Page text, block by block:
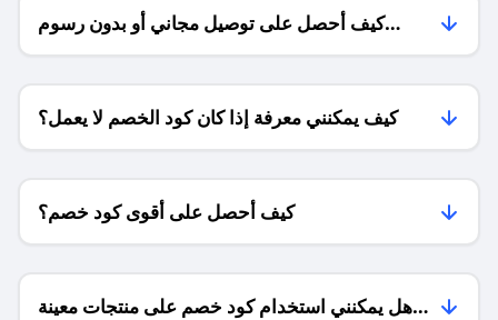
كيف أحصل على توصيل مجاني أو بدون رسوم
الشحن ؟
كيف يمكنني معرفة إذا كان كود الخصم لا يعمل؟
كيف أحصل على أقوى كود خصم؟
هل يمكنني استخدام كود خصم على منتجات معينة